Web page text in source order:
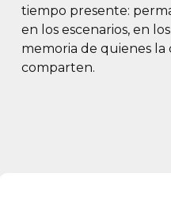
tiempo presente:
en los escenarios, en
memoria de quienes la
comparten.